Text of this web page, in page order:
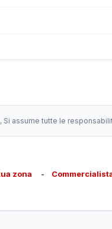
, Si assume tutte le
zona -